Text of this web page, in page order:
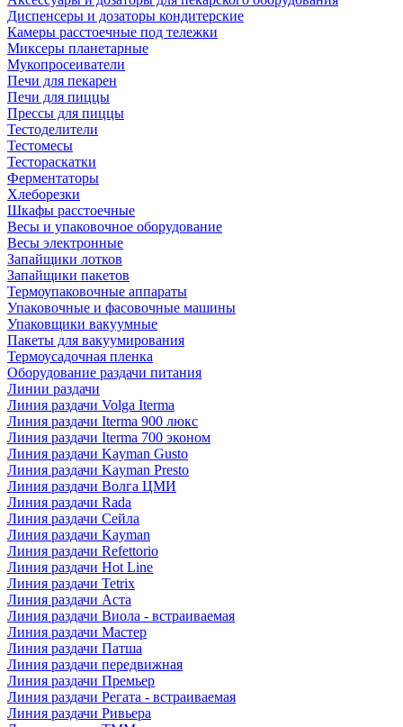
Диспенсеры и дозаторы кондитерские
Камеры расстоечные под тележки
Миксеры планетарные
Мукопросеиватели
Печи для пекарен
Печи для пиццы
Прессы для пиццы
Тестоделители
Тестомесы
Тестораскатки
Ферментаторы
Хлеборезки
Шкафы расстоечные
Весы и упаковочное оборудование
Весы электронные
Запайщики лотков
Запайщики пакетов
Термоупаковочные аппараты
Упаковочные и фасовочные машины
Упаковщики вакуумные
Пакеты для вакуумирования
Термоусадочная пленка
Оборудование раздачи питания
Линии раздачи
Линия раздачи Volga Iterma
Линия раздачи Iterma 900 люкс
Линия раздачи Iterma 700 эконом
Линия раздачи Kayman Gusto
Линия раздачи Kayman Presto
Линия раздачи Волга ЦМИ
Линия раздачи Rada
Линия раздачи Сейла
Линия раздачи Kayman
Линия раздачи Refettorio
Линия раздачи Hot Line
Линия раздачи Tetrix
Линия раздачи Аста
Линия раздачи Виола - встраиваемая
Линия раздачи Мастер
Линия раздачи Патша
Линия раздачи передвижная
Линия раздачи Премьер
Линия раздачи Регата - встраиваемая
Линия раздачи Ривьера